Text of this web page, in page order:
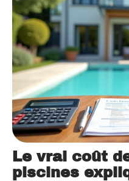
Le vrai coût
piscines